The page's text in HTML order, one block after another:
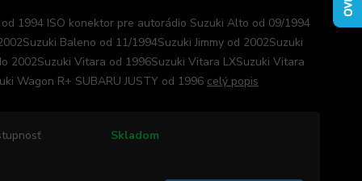
1994 ISO konektor pre autorádio Suzuki Alto od 09/1994
Baleno od 11/1994Suzuki Jimmy od 2002Suzuki
2002Suzuki Vitara od 1996Suzuki Vitara LXSuzuki Vitara
Wagon R+ SUBARU JUSTY od 1996 celý popis
Skladom